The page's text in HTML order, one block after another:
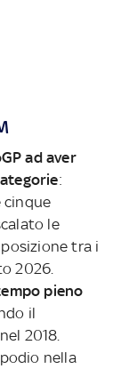
ad aver
:
cinque
le
tra i
2026.
pieno
il
2018.
nella